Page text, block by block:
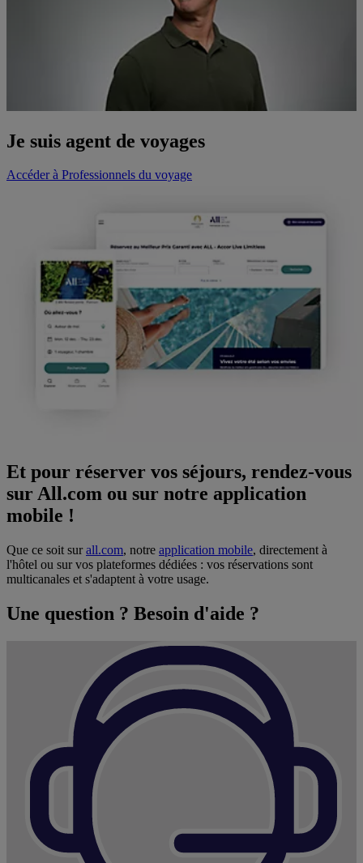
Je suis agent de voyages
Accéder à Professionnels du voyage
Et pour réserver vos séjours, rendez-vous
sur All.com ou sur notre application
mobile !
Que ce soit surall.com, notre application mobile, directement à
l'hôtel ou sur vos plateformes dédiées : vos réservations sont
multicanales et s'adaptent à votre usage.
Une question ? Besoin d'aide ?